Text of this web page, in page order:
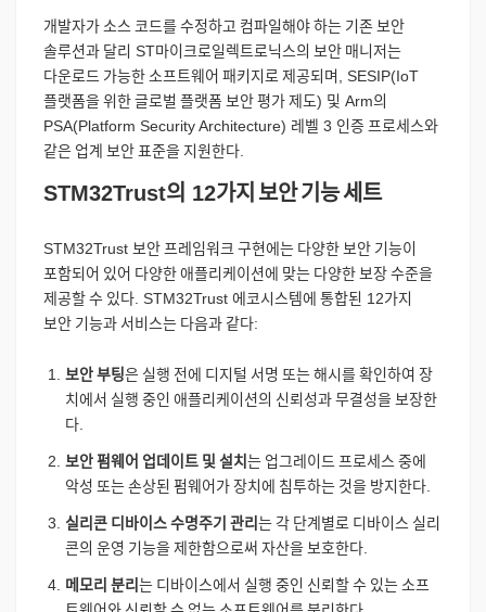
개발자가소스코드를수정하고 컴파일해야하는 기존보안
솔루션과 달리 ST마이크로일렉트로닉스의 보안 매니저는
다운로드 가능한소프트웨어 패키지로제공되며 , SESIP(IoT
플랫폼을위한글로벌 플랫폼보안평가제도) 및 Arm의
PSA(Platform Security Architecture) 레벨 3 인증프로세스와
같은 업계 보안표준을 지원한다.
STM32Trust의 12가지 보안기능세트
STM32Trust 보안프레임워크구현에는 다양한보안 기능이
포함되어 있어 다양한애플리케이션에 맞는 다양한보장수준을
제공할수 있다. STM32Trust 에코시스템에 통합된 12가지
보안 기능과 서비스는 다음과 같다:
보안부팅은 실행 전에 디지털 서명 또는해시를확인하여 장
치에서 실행 중인 애플리케이션의 신뢰성과무결성을보장한
다.
보안펌웨어 업데이트 및 설치 는 업그레이드프로세스중에
악성 또는손상된 펌웨어가장치에 침투하는 것을 방지한다.
실리콘 디바이스수명주기 관리는각 단계별로 디바이스 실리
콘의 운영 기능을제한함으로써 자산을보호한다.
메모리 분리는 디바이스에서 실행 중인 신뢰할수 있는소프